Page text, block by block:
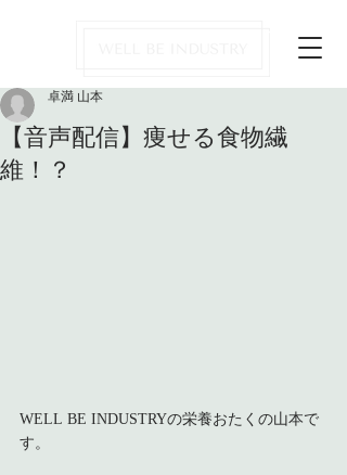
【音声配信】痩せる食物繊
維！？
卓満 山本
WELL BE INDUSTRYの栄養おたくの山本で
す。